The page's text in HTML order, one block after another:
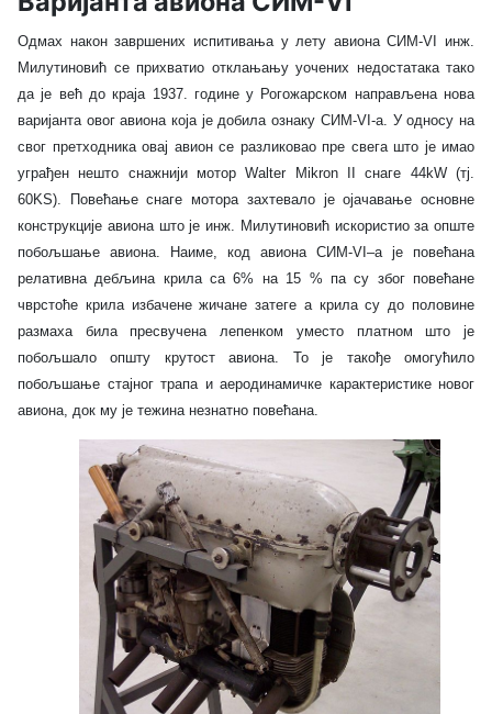
Одмах након завршених испитивања у лету авиона СИМ-VI инж.
Милутиновић се прихватио отклањању уочених недостатака тако
да је већ до краја 1937. године у Рогожарском направљена нова
варијанта овог авиона која је добила ознаку СИМ-VI-а. У односу на
свог претходника овај авион се разликовао пре свега што је имао
уграђен нешто снажнији мотор Walter Mikron II снаге 44kW (тј.
60KS). Повећање снаге мотора захтевало је ојачавање основне
конструкције авиона што је инж. Милутиновић искористио за опште
побољшање авиона. Наиме, код авиона СИМ-VI–а је повећана
релативна дебљина крила са 6% на 15 % па су због повећане
чврстоће крила избачене жичане затеге а крила су до половине
размаха била пресвучена лепенком уместо платном што је
побољшало општу крутост авиона. То је такође омогућило
побољшање стајног трапа и аеродинамичке карактеристике новог
авиона, док му је тежина незнатно повећана.